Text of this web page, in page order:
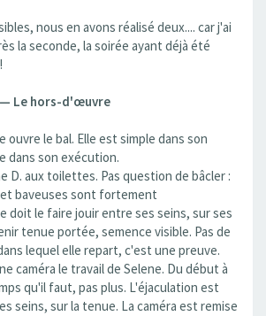
nous en avons réalisé deux.... car j'ai
la seconde, la soirée ayant déjà été
Le hors-d'œuvre
ouvre le bal. Elle est simple dans son
dans son exécution.
D. aux toilettes. Pas question de bâcler :
baveuses sont fortement
doit le faire jouir entre ses seins, sur ses
tenue portée, semence visible. Pas de
lequel elle repart, c'est une preuve.
caméra le travail de Selene. Du début à
qu'il faut, pas plus. L'éjaculation est
seins, sur la tenue. La caméra est remise